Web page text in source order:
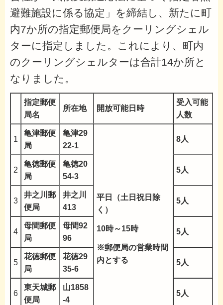
避難施設に係る協定」を締結し、新たに町
内7か所の指定郵便局をクーリングシェル
ターに指定しました。これにより、町内
のクーリングシェルターは合計14か所と
なりました。
指定郵便
局名
所在地 開放可能日時
受入可能
人数
1
亀津郵便
局
亀津29
22-1
平日（土日祝日除
く）
10時～15時
※郵便局の営業時間
内とする
8人
2
亀徳郵便
局
亀徳20
54-3
5人
3
井之川郵
便局
井之川
413
5人
4
母間郵便
局
母間92
96
5人
5
花徳郵便
局
花徳29
35-6
5人
6
東天城郵
便局
山1858
-4
5人